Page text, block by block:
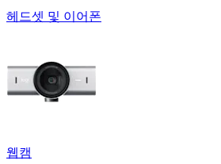
헤드셋 및 이어폰
웹캠